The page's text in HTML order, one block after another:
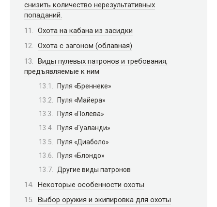
снизить количество нерезультативных
попаданий.
Охота на кабана из засидки
Охота с загоном (облавная)
Виды пулевых патронов и требования,
предъявляемые к ним
Пуля «Бреннеке»
Пуля «Майера»
Пуля «Полева»
Пуля «Гуаланди»
Пуля «Диаболо»
Пуля «Блондо»
Другие виды патронов
Некоторые особенности охоты
Выбор оружия и экипировка для охоты